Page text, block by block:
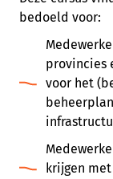
bedoeld voor:
provincies
voor het
krijgen